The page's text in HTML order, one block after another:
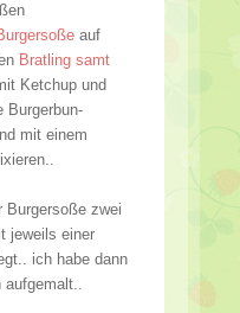
auf
Bratling samt
Ketchup und
Burgerbun-
mit einem
Burgersoße zwei
jeweils einer
ich habe dann
aufgemalt..